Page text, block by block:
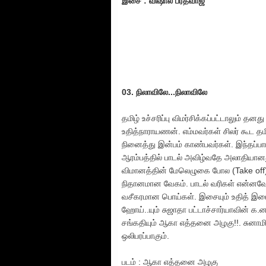
03. நிலாவிலே...நிலாவிலே
தமிழ் உச்சரிப்பு விமர்சிக்கப்பட்டாலும்
உதித்நாராயணன். எம்மவர்கள் சிலர் கூட
நினைத்து இன்பம் காண்பவர்கள்.
ஆரம்பத்தில் பாடல் அவிழ்வதே
விமானத்தின் மேலெழுகை போல (Take
நிதானமான வேகம். பாடல் வரிகள்
வசீகரமான பொய்கள். இசையும் உதித்
ஹோய்..யும் சுஜாதா பட்டாச்சார்யாவின்
சங்கதியும் ஆகா எத்தனை அழகு!!.
ஒலிபரப்பாகும்.
படம் : ஆகா எத்தனை அழகு